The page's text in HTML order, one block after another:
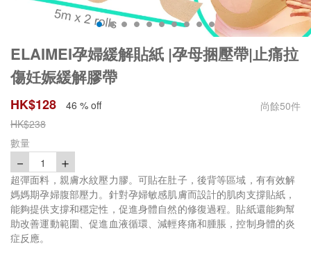
ELAIMEI孕婦緩解貼紙 |孕母捆壓帶|止痛拉
傷妊娠緩解膠帶
HK$128 46 % off 尚餘50件
HK$238
數量
－ 1 ＋
超彈面料，親膚水紋壓力膠。可貼在肚子，後背等區域，有有效解
媽媽期孕婦腹部壓力。針對孕婦敏感肌膚而設計的肌肉支撐貼紙，
能夠提供支撐和穩定性，促進身體自然的修復過程。貼紙還能夠幫
助改善運動範圍、促進血液循環、減輕疼痛和腫脹，控制身體的炎
症反應。